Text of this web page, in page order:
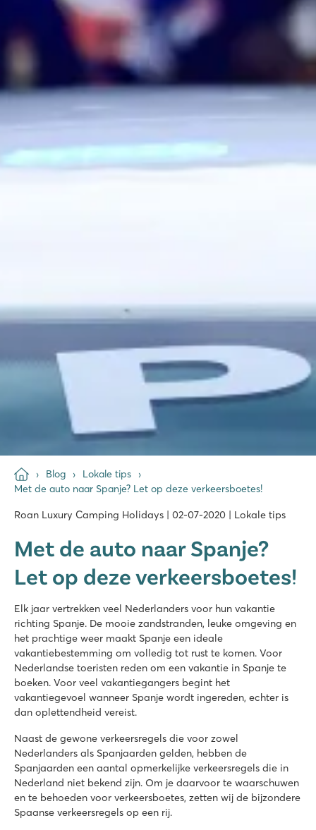
Blog
Lokale tips
Met de auto naar Spanje? Let op deze verkeersboetes!
Roan Luxury Camping Holidays | 02-07-2020 | Lokale tips
Met de auto naar Spanje?
Let op deze verkeersboetes!
Elk jaar vertrekken veel Nederlanders voor hun vakantie
richting Spanje. De mooie zandstranden, leuke omgeving en
het prachtige weer maakt Spanje een ideale
vakantiebestemming om volledig tot rust te komen. Voor
Nederlandse toeristen reden om een vakantie in Spanje te
boeken. Voor veel vakantiegangers begint het
vakantiegevoel wanneer Spanje wordt ingereden, echter is
dan oplettendheid vereist.
Naast de gewone verkeersregels die voor zowel
Nederlanders als Spanjaarden gelden, hebben de
Spanjaarden een aantal opmerkelijke verkeersregels die in
Nederland niet bekend zijn. Om je daarvoor te waarschuwen
en te behoeden voor verkeersboetes, zetten wij de bijzondere
Spaanse verkeersregels op een rij.